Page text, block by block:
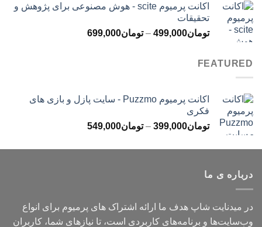
تومان299,000
تومان499,000
اکانت پرمیوم scite - هوش مصنوعی برای پژوهش و
تحقیقات
تومان499,000
– تومان699,000محدوده
FEATURED
اکانت پرمیوم Puzzmo - سایت پازل و بازی های
فکری
تومان399,000
– تومان549,000محدوده
تومان399,000
درباره ی ما
در میدنایت شاپ هدف ما ارائه اشتراک های پرمیوم برای انواع
وب‌سایت‌ها و برنامه‌های کاربردی است، تا نیازهای شما، کاربران